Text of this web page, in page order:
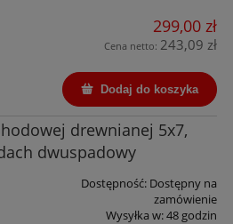
299,00 zł
Cena netto: 243,09 zł
Dodaj do koszyka
drewnianej 5x7,
dwuspadowy
Dostępność: Dostępny na
zamówienie
Wysyłka w:48 godzin